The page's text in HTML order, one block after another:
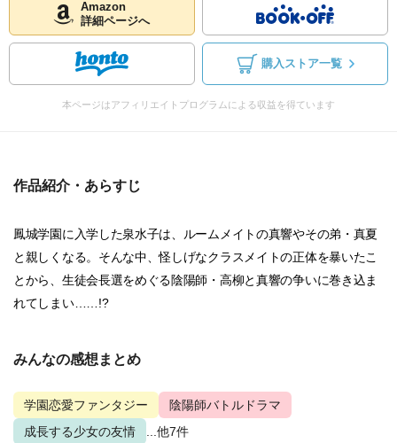
Amazon
詳細ページへ
購入ストア一覧
本ページはアフィリエイトプログラムによる収益を得ています
作品紹介・あらすじ
鳳城学園に入学した泉水子は、ルームメイトの真響やその弟・真夏
と親しくなる。そんな中、怪しげなクラスメイトの正体を暴いたこ
とから、生徒会長選をめぐる陰陽師・高柳と真響の争いに巻き込ま
れてしまい……!?
みんなの感想まとめ
学園恋愛ファンタジー
陰陽師バトルドラマ
成長する少女の友情
...他7件